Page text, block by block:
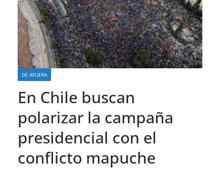
DE AFUERA
En Chile buscan
polarizar la campaña
presidencial con el
conflicto mapuche